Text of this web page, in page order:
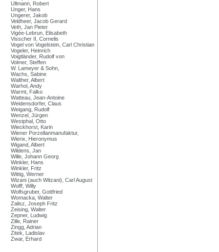
Ullmann, Robert
Unger, Hans
Ungerer, Jakob
Veldheer, Jacob Gerard
Veth, Jan Pieter
Vigée-Lebrun, Elisabeth
Visscher II, Cornelis
Vogel von Vogelstein, Carl Christian
Vogeler, Heinrich
Voigtländer, Rudolf von
Volmer, Steffen
W. Lameyer & Sohn,
Wachs, Sabine
Walther, Albert
Warhol, Andy
Warmt, Falko
Watteau, Jean-Antoine
Weidensdorfer, Claus
Weigang, Rudolf
Wenzel, Jürgen
Westphal, Otto
Wieckhorst, Karin
Wiener Porzellanmanufaktur,
Wierix, Hieronymus
Wigand, Albert
Wildens, Jan
Wille, Johann Georg
Winkler, Hans
Winkler, Fritz
Wittig, Werner
Wizani (auch Witzani), Carl August
Wolff, Willy
Wolfsgruber, Gottfried
Womacka, Walter
Zalisz, Joseph Fritz
Zeising, Walter
Zepner, Ludwig
Zille, Rainer
Zingg, Adrian
Zitek, Ladislav
Zwar, Erhard